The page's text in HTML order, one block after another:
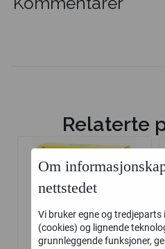
Relaterte
Om
nettstedet
Vi bruker egne og
(cookies) og lignende
grunnleggende funksjoner,